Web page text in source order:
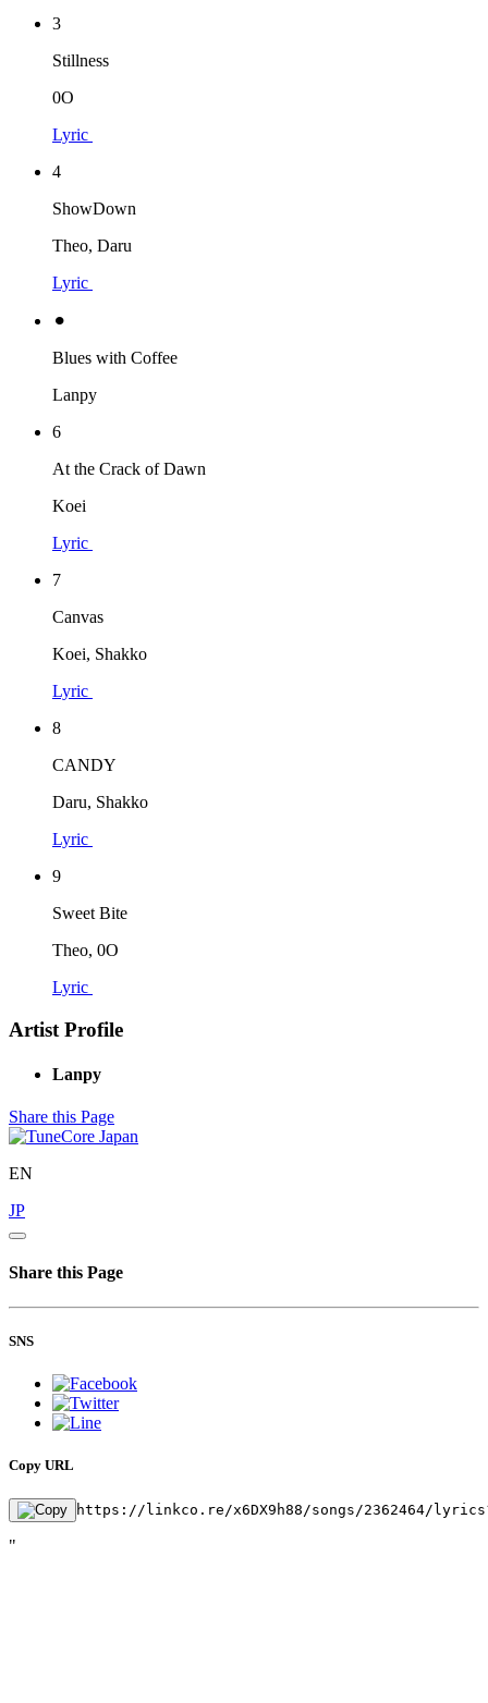
3
Stillness
0O
Lyric
4
ShowDown
Theo, Daru
Lyric
⚫︎
Blues with Coffee
Lanpy
6
At the Crack of Dawn
Koei
Lyric
7
Canvas
Koei, Shakko
Lyric
8
CANDY
Daru, Shakko
Lyric
9
Sweet Bite
Theo, 0O
Lyric
Artist Profile
Lanpy
Share this Page
EN
JP
Share this Page
SNS
Copy URL
https://linkco.re/x6DX9h88/songs/2362464/
"